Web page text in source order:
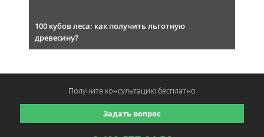
100 кубов леса: как получить льготную
древесину?
Задать вопрос
Получите консультациюбесплатно